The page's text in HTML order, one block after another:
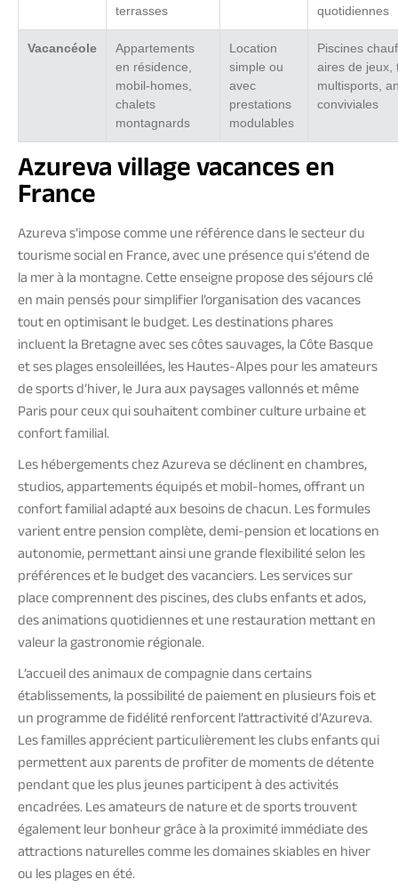
terrasses
quotidiennes
Vacancéole
Appartements
en résidence,
mobil-homes,
chalets
montagnards
Location
simple ou
avec
prestations
modulables
Piscines
aires de jeux,
multisports,
conviviales
Azureva village vacances en
France
Azureva s’impose comme une référence dans le secteur du
tourisme social en France, avec une présence qui s’étend de
la mer à la montagne. Cette enseigne propose des séjours clé
en main pensés pour simplifier l’organisation des vacances
tout en optimisant le budget. Les destinations phares
incluent la Bretagne avec ses côtes sauvages, la Côte Basque
et ses plages ensoleillées, les Hautes-Alpes pour les amateurs
de sports d’hiver, le Jura aux paysages vallonnés et même
Paris pour ceux qui souhaitent combiner culture urbaine et
confort familial.
Les hébergements chez Azureva se déclinent en chambres,
studios, appartements équipés et mobil-homes, offrant un
confort familial adapté aux besoins de chacun. Les formules
varient entre pension complète, demi-pension et locations en
autonomie, permettant ainsi une grande flexibilité selon les
préférences et le budget des vacanciers. Les services sur
place comprennent des piscines, des clubs enfants et ados,
des animations quotidiennes et une restauration mettant en
valeur la gastronomie régionale.
L’accueil des animaux de compagnie dans certains
établissements, la possibilité de paiement en plusieurs fois et
un programme de fidélité renforcent l’attractivité d’Azureva.
Les familles apprécient particulièrement les clubs enfants qui
permettent aux parents de profiter de moments de détente
pendant que les plus jeunes participent à des activités
encadrées. Les amateurs de nature et de sports trouvent
également leur bonheur grâce à la proximité immédiate des
attractions naturelles comme les domaines skiables en hiver
ou les plages en été.